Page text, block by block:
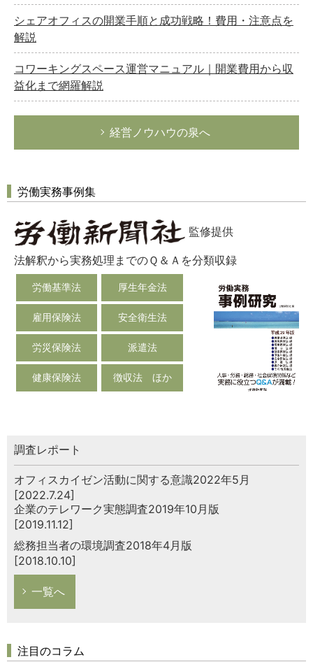
シェアオフィスの開業手順と成功戦略！費用・注意点を
解説
コワーキングスペース運営マニュアル｜開業費用から収
益化まで網羅解説
経営ノウハウの泉へ
労働実務事例集
監修提供
法解釈から実務処理までのＱ＆Ａを分類収録
労働基準法 厚生年金法
雇用保険法 安全衛生法
労災保険法 派遣法
健康保険法 徴収法 ほか
調査レポート
オフィスカイゼン活動に関する意識2022年5月
[2022.7.24]
企業のテレワーク実態調査2019年10月版
[2019.11.12]
総務担当者の環境調査2018年4月版
[2018.10.10]
一覧へ
注目のコラム